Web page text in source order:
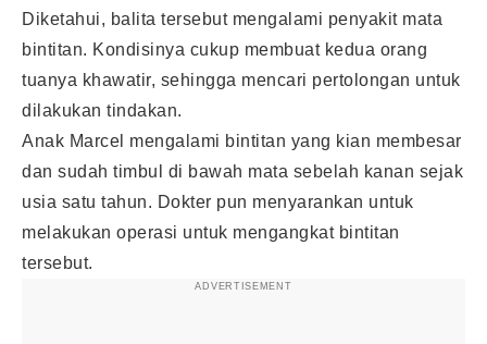
Diketahui, balita tersebut mengalami penyakit mata
bintitan. Kondisinya cukup membuat kedua orang
tuanya khawatir, sehingga mencari pertolongan untuk
dilakukan tindakan.
Anak Marcel mengalami bintitan yang kian membesar
dan sudah timbul di bawah mata sebelah kanan sejak
usia satu tahun. Dokter pun menyarankan untuk
melakukan operasi untuk mengangkat bintitan
tersebut.
ADVERTISEMENT